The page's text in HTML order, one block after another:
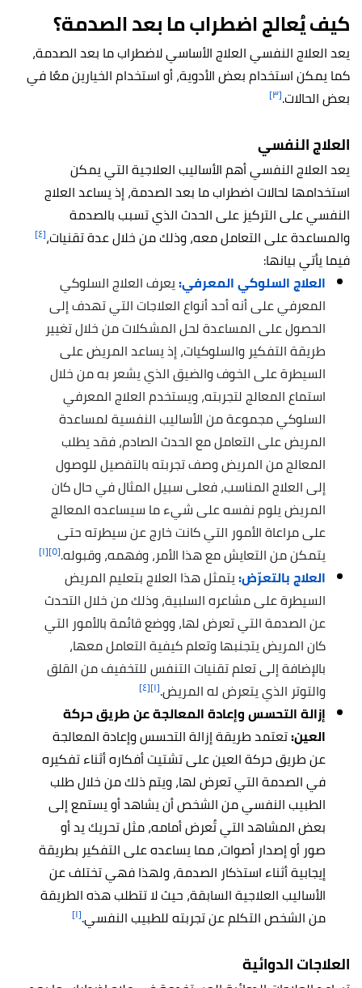
كيف يُعالج اضطراب ما بعد الصدمة؟
يعد العلاج النفسي العلاج الأساسي لاضطراب ما بعد الصدمة،
كما يمكن استخدام بعض الأدوية، أو استخدام الخيارين معًا في
بعض الحالات.[٣]
العلاج النفسي
يعد العلاج النفسي أهم الأساليب العلاجية التي يمكن
استخدامها لحالات اضطراب ما بعد الصدمة، إذ يساعد العلاج
النفسي على التركيز على الحدث الذي تسبب بالصدمة
والمساعدة على التعامل معه، وذلك من خلال عدة تقنيات،[٤]
فيما يأتي بيانها:
العلاج السلوكي المعرفي:يعرف العلاج السلوكي
المعرفي على أنه أحد أنواع العلاجات التي تهدف إلى
الحصول على المساعدة لحل المشكلات من خلال تغيير
طريقة التفكير والسلوكيات، إذ يساعد المريض على
السيطرة على الخوف والضيق الذي يشعر به من خلال
استماع المعالج لتجربته، ويستخدم العلاج المعرفي
السلوكي مجموعة من الأساليب النفسية لمساعدة
المريض على التعامل مع الحدث الصادم، فقد يطلب
المعالج من المريض وصف تجربته بالتفصيل للوصول
إلى العلاج المناسب، فعلى سبيل المثال في حال كان
المريض يلوم نفسه على شيء ما سيساعده المعالج
على مراعاة الأمور التي كانت خارج عن سيطرته حتى
يتمكن من التعايش مع هذا الأمر، وفهمه، وقبوله.[٥] [١]
العلاج بالتعرّض:يتمثل هذا العلاج بتعليم المريض
السيطرة على مشاعره السلبية، وذلك من خلال التحدث
عن الصدمة التي تعرض لها، ووضع قائمة بالأمور التي
كان المريض يتجنبها وتعلم كيفية التعامل معها،
بالإضافة إلى تعلم تقنيات التنفس للتخفيف من القلق
والتوتر الذي يتعرض له المريض.[١] [٤]
إزالة التحسس وإعادة المعالجة عن طريق حركة
العين:تعتمد طريقة إزالة التحسس وإعادة المعالجة
عن طريق حركة العين على تشتيت أفكاره أثناء تفكيره
في الصدمة التي تعرض لها، ويتم ذلك من خلال طلب
الطبيب النفسي من الشخص أن يشاهد أو يستمع إلى
بعض المشاهد التي تُعرض أمامه، مثل تحريك يد أو
صور أو إصدار أصوات، مما يساعده على التفكير بطريقة
إيجابية أثناء استذكار الصدمة، ولهذا فهي تختلف عن
الأساليب العلاجية السابقة، حيث لا تتطلب هذه الطريقة
من الشخص التكلم عن تجربته للطبيب النفسي.[١]
العلاجات الدوائية